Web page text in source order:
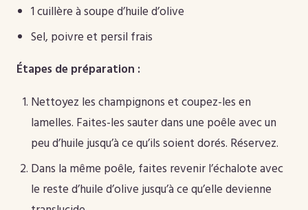
1 cuillère à soupe d’huile d’olive
Sel, poivre et persil frais
Étapes de préparation :
Nettoyez les champignons et coupez-les en
lamelles. Faites-les sauter dans une poêle avec un
peu d’huile jusqu’à ce qu’ils soient dorés. Réservez.
Dans la même poêle, faites revenir l’échalote avec
le reste d’huile d’olive jusqu’à ce qu’elle devienne